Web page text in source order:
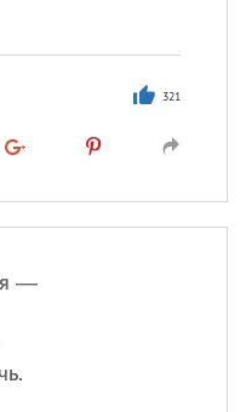
321
—